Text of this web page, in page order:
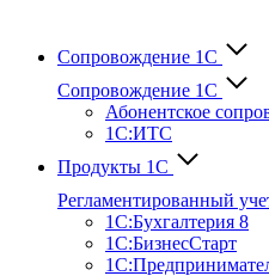
Сопровождение 1С
Сопровождение 1С
Абонентское
1С:ИТС
Продукты 1С
Регламентированный
1C:Бухгалтерия 8
1С:БизнесСтарт